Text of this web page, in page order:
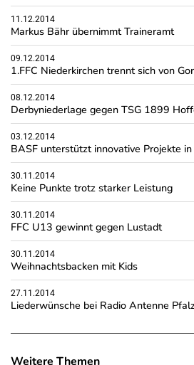
11.12.2014
Markus Bähr übernimmt Traineramt
09.12.2014
1.FFC Niederkirchen trennt sich von
08.12.2014
Derbyniederlage gegen TSG 1899
03.12.2014
BASF unterstützt innovative Projekte
30.11.2014
Keine Punkte trotz starker Leistung
30.11.2014
FFC U13 gewinnt gegen Lustadt
30.11.2014
Weihnachtsbacken mit Kids
27.11.2014
Liederwünsche bei Radio Antenne
Weitere Themen